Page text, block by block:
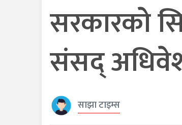
सरकारकाे
संसद्
साझा टाइम्स